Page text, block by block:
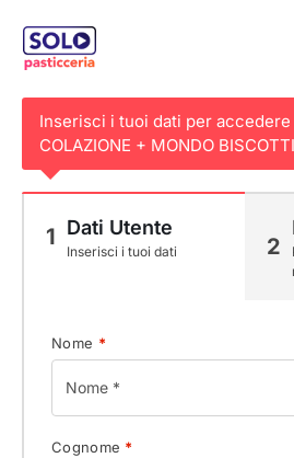
Inserisci i tuoi dati per accedere
COLAZIONE + MONDO
1 Dati Utente
Inserisci i tuoi dati 2
Nome *
Cognome *